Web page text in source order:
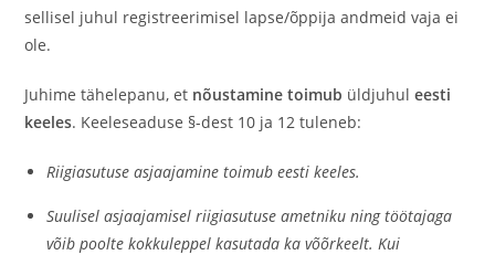
sellisel juhul registreerimisel lapse/õppija andmeid vaja ei
ole.
Juhime tähelepanu, et nõustamine toimub üldjuhuleesti
keeles. Keeleseaduse §-dest 10 ja 12 tuleneb:
Riigiasutuse asjaajamine toimub eesti keeles.
Suulisel asjaajamisel riigiasutuse ametniku ning töötajaga
võib poolte kokkuleppel kasutada ka võõrkeelt. Kui